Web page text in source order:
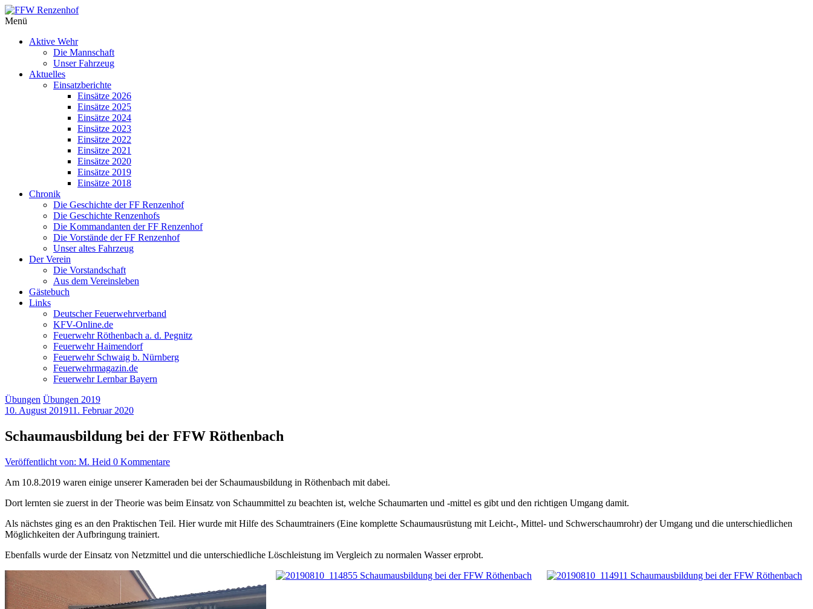
Zum
Inhalt
FFW
Renzenhof
Menü
Aktive Wehr
Die Mannschaft
Unser Fahrzeug
Aktuelles
Einsatzberichte
Einsätze 2026
Einsätze 2025
Einsätze 2024
Einsätze 2023
Einsätze 2022
Einsätze 2021
Einsätze 2020
Einsätze 2019
Einsätze 2018
Chronik
Die Geschichte der FF Renzenhof
Die Geschichte Renzenhofs
Die Kommandanten der FF Renzenhof
Die Vorstände der FF Renzenhof
Unser altes Fahrzeug
Der Verein
Die Vorstandschaft
Aus dem Vereinsleben
Gästebuch
Links
Deutscher Feuerwehrverband
KFV-Online.de
Feuerwehr Röthenbach a. d. Pegnitz
Feuerwehr Haimendorf
Feuerwehr Schwaig b. Nürnberg
Feuerwehrmagazin.de
Feuerwehr Lernbar Bayern
Übungen Übungen 2019
10. August 201911. Februar 2020
Schaumausbildung bei der FFW Röthenbach
Veröffentlicht von: M. Heid 0 Kommentare
Am 10.8.2019 waren einige unserer Kameraden bei der Schaumausbildung in Röthenbach mit dabei.
Dort lernten sie zuerst in der Theorie was beim Einsatz von Schaummittel zu beachten ist, welche Schaumarten und -mittel es gibt und den richtigen Umgang damit.
Als nächstes ging es an den Praktischen Teil. Hier wurde mit Hilfe des Schaumtrainers (Eine komplette Schaumausrüstung mit Leicht-, Mittel- und Schwerschaumrohr) der Umgang und die unterschiedlichen
Möglichkeiten der Aufbringung trainiert.
Ebenfalls wurde der Einsatz von Netzmittel und die unterschiedliche Löschleistung im Vergleich zu normalen Wasser erprobt.